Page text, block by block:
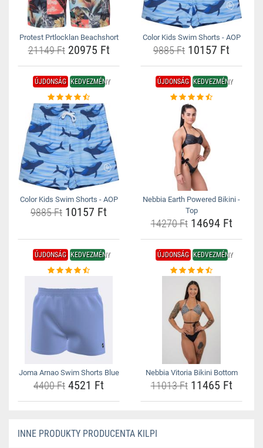
Protest Prtlocklan Beachshort
21149 Ft20975 Ft
Color Kids Swim Shorts - AOP
9885 Ft 10157 Ft
ÚJDONSÁG KEDVEZMÉNY
Color Kids Swim Shorts - AOP
9885 Ft 10157 Ft
ÚJDONSÁG KEDVEZMÉNY
Nebbia Earth Powered Bikini -
Top
14270 Ft14694 Ft
ÚJDONSÁG KEDVEZMÉNY
Joma Arnao Swim Shorts Blue
4400 Ft 4521 Ft
ÚJDONSÁG KEDVEZMÉNY
Nebbia Vitoria Bikini Bottom
11013 Ft11465 Ft
INNE PRODUKTY PRODUCENTA KILPI